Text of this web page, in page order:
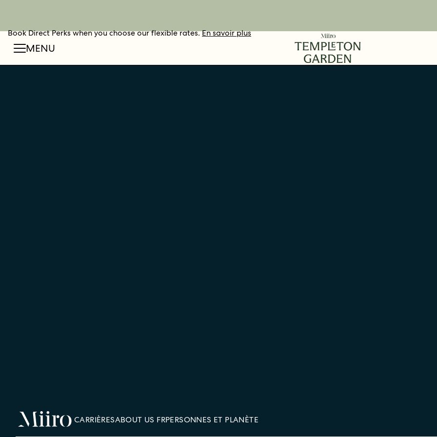
Book Direct Perks when you choose our flexible rates.En savoir plus RÉSERVER
DÉCOUVRIR
RÉSERVER VOTEZ ICI
MENU
CARRIÈRESABOUT US FRPERSONNES ET PLANÈTE